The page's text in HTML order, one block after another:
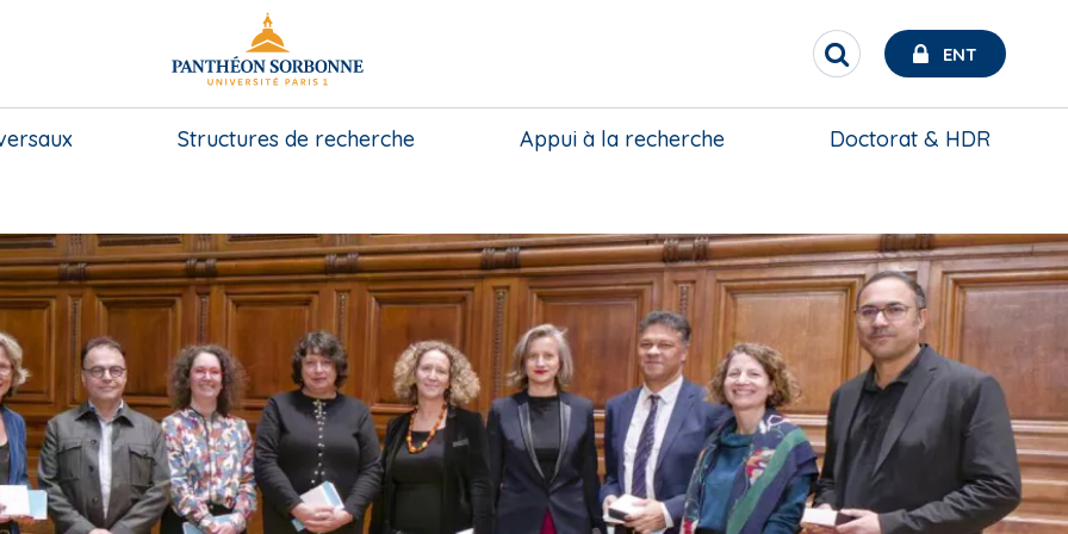
R
c
h
h
e
r
ENT
Structures de recherche Appui à la recherche Doctorat & HDR